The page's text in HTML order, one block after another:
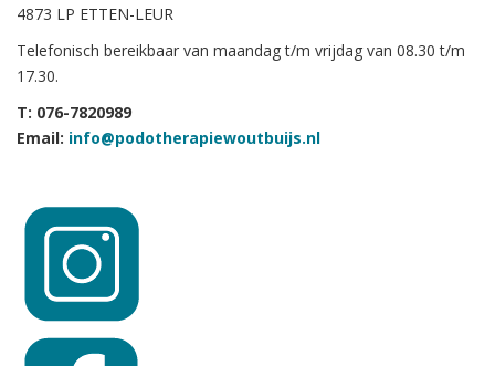
4873 LP ETTEN-LEUR
Telefonisch bereikbaar van maandag t/m vrijdag van 08.30 t/m
17.30.
T: 076-7820989
Email: info@podotherapiewoutbuijs.nl